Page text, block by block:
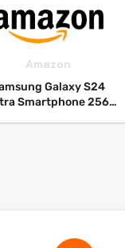
Amazon
Galaxy S24
Smartphone 256